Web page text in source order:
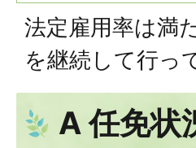
法定雇用率は満
を継続して行っ
A 任免状